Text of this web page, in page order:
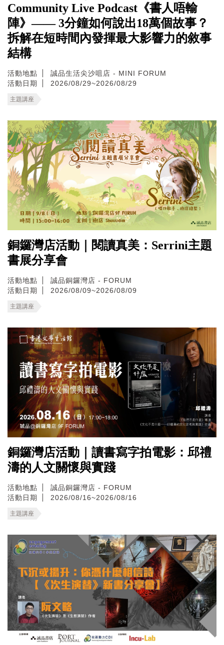
Community Live Podcast《書人唔輸
陣》—— 3分鐘如何說出18萬個故事？
拆解在短時間內發揮最大影響力的敘事
結構
活動地點
誠品生活尖沙咀店 - MINI FORUM
活動日期
2026/08/29~2026/08/29
主題講座
銅鑼灣店活動｜閱讀真美：Serrini主題
書展分享會
活動地點
誠品銅鑼灣店 - FORUM
活動日期
2026/08/09~2026/08/09
主題講座
銅鑼灣店活動｜讀書寫字拍電影：邱禮
濤的人文關懷與實踐
活動地點
誠品銅鑼灣店 - FORUM
活動日期
2026/08/16~2026/08/16
主題講座